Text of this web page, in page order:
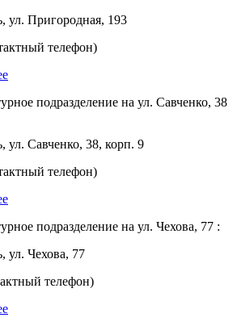
ул. Пригородная, 193
телефон)
подразделение на ул. Савченко, 38
ул. Савченко, 38, корп. 9
телефон)
подразделение на ул. Чехова, 77 :
ул. Чехова, 77
телефон)